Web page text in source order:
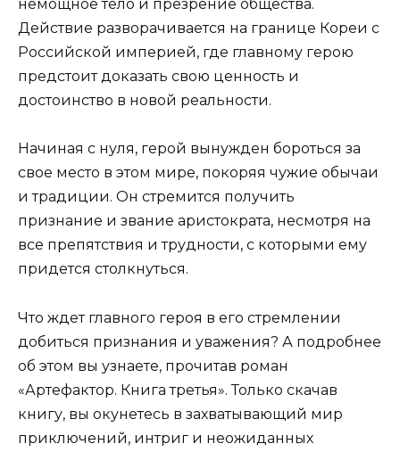
немощное тело и презрение общества.
Действие разворачивается на границе Кореи с
Российской империей, где главному герою
предстоит доказать свою ценность и
достоинство в новой реальности.
Начиная с нуля, герой вынужден бороться за
свое место в этом мире, покоряя чужие обычаи
и традиции. Он стремится получить
признание и звание аристократа, несмотря на
все препятствия и трудности, с которыми ему
придется столкнуться.
Что ждет главного героя в его стремлении
добиться признания и уважения? А подробнее
об этом вы узнаете, прочитав роман
«Артефактор. Книга третья». Только скачав
книгу, вы окунетесь в захватывающий мир
приключений, интриг и неожиданных